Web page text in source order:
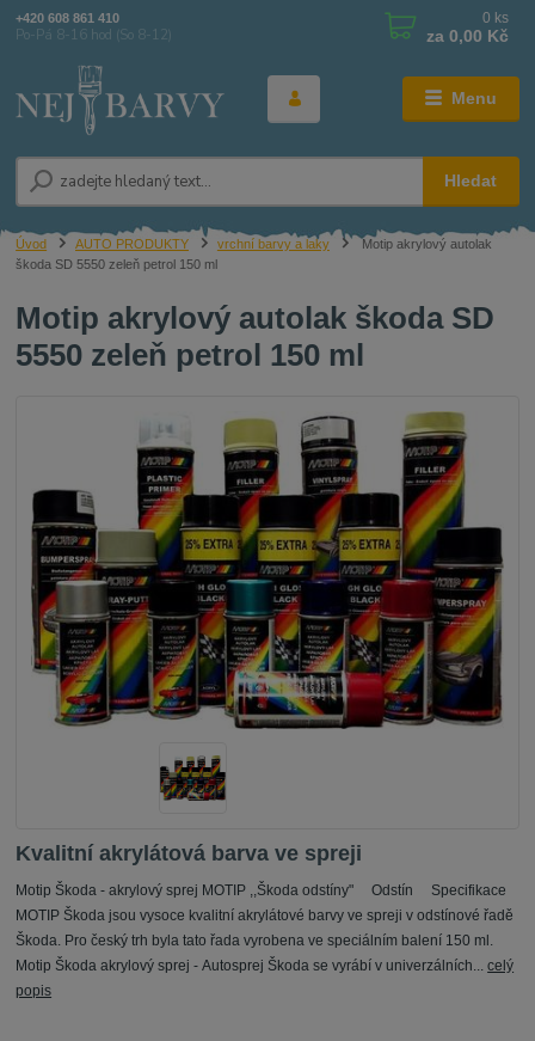
Menu
Hledat
+420 608 861 410
Po-Pá 8-16 hod (So 8-12)
0 ks
za 0,00 Kč
Úvod AUTO PRODUKTY vrchní barvy a laky
Motip akrylový autolak
škoda SD 5550 zeleň petrol 150 ml
Motip akrylový autolak škoda SD
5550 zeleň petrol 150 ml
Kvalitní akrylátová barva ve spreji
Motip Škoda - akrylový sprej MOTIP ,,Škoda odstíny" Odstín Specifikace
MOTIP Škoda jsou vysoce kvalitní akrylátové barvy ve spreji v odstínové řadě
Škoda. Pro český trh byla tato řada vyrobena ve speciálním balení 150 ml.
Motip Škoda akrylový sprej - Autosprej Škoda se vyrábí v univerzálních...celý
popis